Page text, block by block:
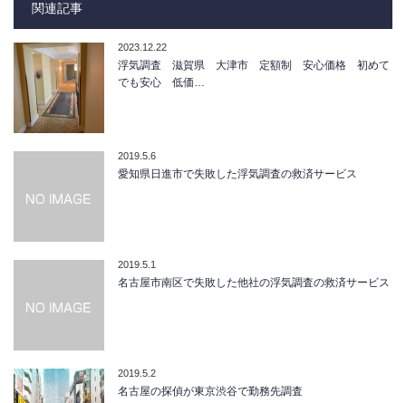
関連記事
2023.12.22
浮気調査 滋賀県 大津市 定額制 安心価格 初めて
でも安心 低価…
2019.5.6
愛知県日進市で失敗した浮気調査の救済サービス
2019.5.1
名古屋市南区で失敗した他社の浮気調査の救済サービス
2019.5.2
名古屋の探偵が東京渋谷で勤務先調査